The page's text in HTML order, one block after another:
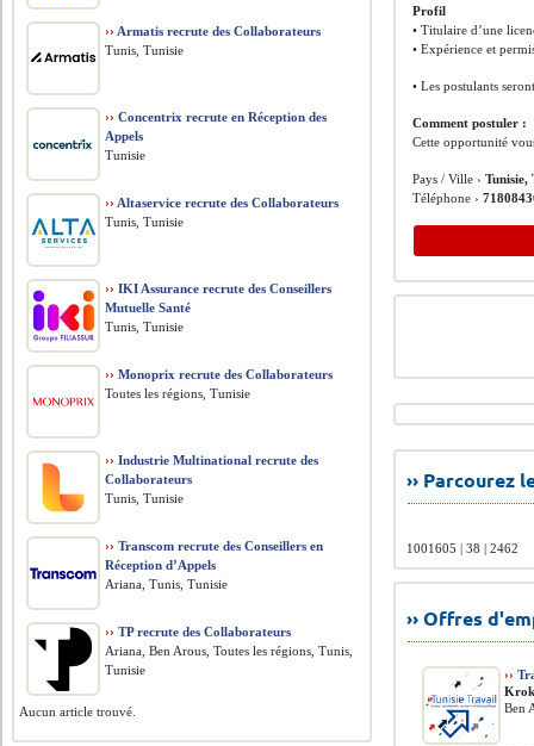
Profil
• Titulaire d’une
• Expérience et
• Les postulants
Comment postuler :
Cette opportunité
Pays / Ville ›Tunisie,
Téléphone ›
››
1001605 | 38 | 2462
›› Offres
››
Ben
›› Armatis recrute des Collaborateurs
Tunis, Tunisie
›› Concentrix recrute en Réception des
Appels
Tunisie
›› Altaservice recrute des Collaborateurs
Tunis, Tunisie
›› IKI Assurance recrute des Conseillers
Mutuelle Santé
Tunis, Tunisie
›› Monoprix recrute des Collaborateurs
Toutes les régions, Tunisie
›› Industrie Multinational recrute des
Collaborateurs
Tunis, Tunisie
›› Transcom recrute des Conseillers en
Réception d’Appels
Ariana, Tunis, Tunisie
›› TP recrute des Collaborateurs
Ariana, Ben Arous, Toutes les régions, Tunis,
Tunisie
Aucun article trouvé.